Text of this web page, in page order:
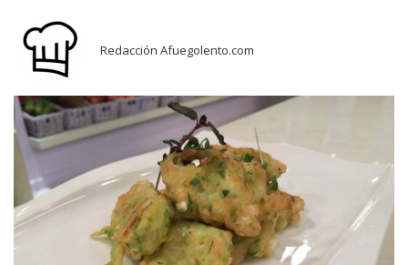
Redacción Afuegolento.com